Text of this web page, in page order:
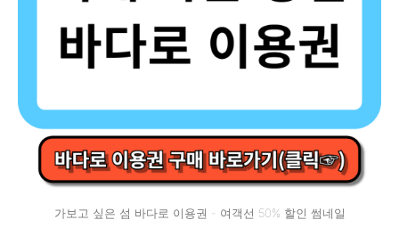
가보고 싶은 섬 바다로 이용권 - 여객선 50% 할인 썸네일